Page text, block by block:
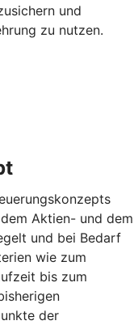
und
zu nutzen.
Aktien- und dem
und bei Bedarf
wie zum
bis zum
der